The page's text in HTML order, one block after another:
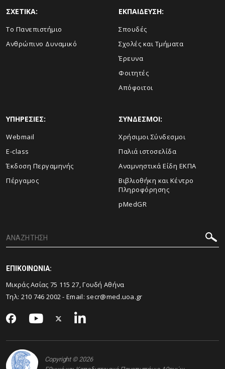
ΣΧΕΤΙΚΑ:
Το Πανεπιστήμιο
Ανθρώπινο Δυναμικό
ΕΚΠΑΙΔΕΥΣΗ:
Σπουδές
Σχολές και Τμήματα
Έρευνα
Φοιτητές
Απόφοιτοι
ΥΠΗΡΕΣΙΕΣ:
Webmail
E-class
Έκδοση Περγαμηνής
Πέργαμος
ΣΥΝΔΕΣΜΟΙ:
Χρήσιμοι Σύνδεσμοι
Παλιά ιστοσελίδα
Αναμνηστικά Είδη ΕΚΠΑ
Βιβλιοθήκη και Κέντρο
Πληροφόρησης
pMedGR
ΕΠΙΚΟΙΝΩΝΙΑ:
Μικράς Ασίας 75 115 27, Γουδή Αθήνα
Τηλ: 210 746 2002 - Email: secr@med.uoa.gr
Copyright © 2026